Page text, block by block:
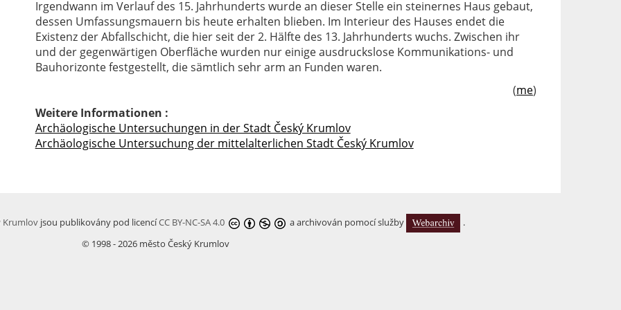
Irgendwann im Verlauf des 15. Jahrhunderts wurde an dieser Stelle ein steinernes Haus gebaut,
dessen Umfassungsmauern bis heute erhalten blieben. Im Interieur des Hauses endet die
Existenz der Abfallschicht, die hier seit der 2. Hälfte des 13. Jahrhunderts wuchs. Zwischen ihr
und der gegenwärtigen Oberfläche wurden nur einige ausdruckslose Kommunikations- und
Bauhorizonte festgestellt, die sämtlich sehr arm an Funden waren.
(me)
Weitere Informationen :
Archäologische Untersuchungen in der Stadt Český Krumlov
Archäologische Untersuchung der mittelalterlichen Stadt Český Krumlov
Krumlovjsou publikovány pod licencíCC BY-NC-SA 4.0 a archivován pomocí služby
.
© 1998 - 2026 město Český Krumlov